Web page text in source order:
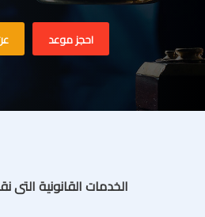
احجز موعد
الخدمات القانونية التى